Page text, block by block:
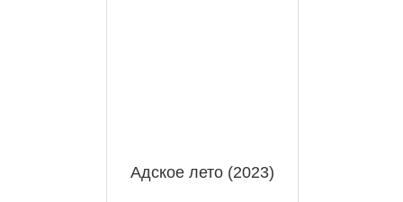
Адское лето (2023)